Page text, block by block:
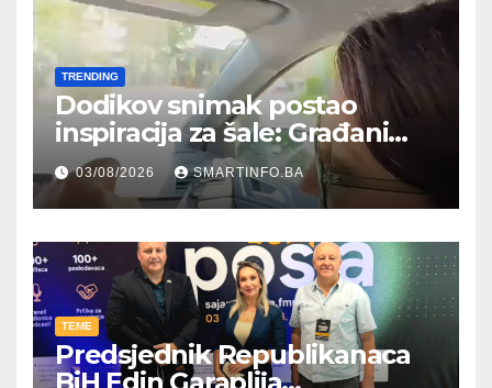
TRENDING
Dodikov snimak postao
inspiracija za šale: Građani
kroz parodiju poslali poruku
03/08/2026 SMARTINFO.BA
TEME
Predsjednik Republikanaca